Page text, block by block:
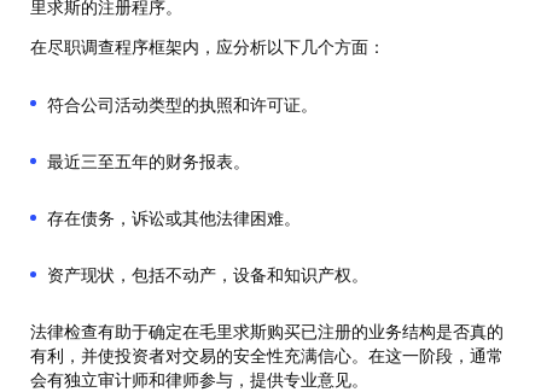
里求斯的注册程序。
在尽职调查程序框架内，应分析以下几个方面：
符合公司活动类型的执照和许可证。
最近三至五年的财务报表。
存在债务，诉讼或其他法律困难。
资产现状，包括不动产，设备和知识产权。
法律检查有助于确定在毛里求斯购买已注册的业务结构是否真的
有利，并使投资者对交易的安全性充满信心。在这一阶段，通常
会有独立审计师和律师参与，提供专业意见。